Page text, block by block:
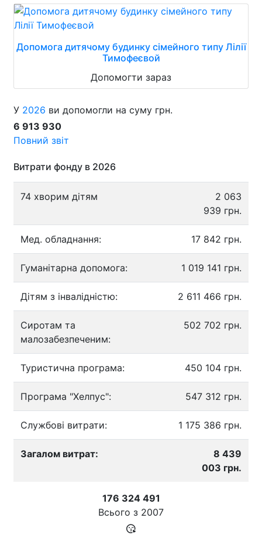
Допомога дитячому будинку сімейного типу Лілії
Тимофеєвой
Допомогти зараз
У 2026 ви допомогли на суму грн.
6 913 930
Повний звіт
Витрати фонду в 2026
74 хворим дітям
2 063
939 грн.
Мед. обладнання: 17 842 грн.
Гуманітарна допомога: 1 019 141 грн.
Дітям з інвалідністю: 2 611 466 грн.
Сиротам та
малозабезпеченим:
502 702 грн.
Туристична програма: 450 104 грн.
Програма "Хелпус": 547 312 грн.
Службові витрати: 1 175 386 грн.
Загалом витрат:
8 439
003 грн.
176 324 491
Всього з 2007